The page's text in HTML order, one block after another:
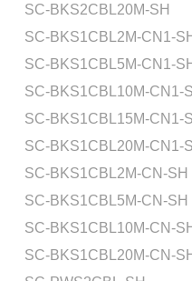
SC-BKS2CBL20M-SH
SC-BKS1CBL2M-CN1-
SC-BKS1CBL5M-CN1-
SC-BKS1CBL10M-CN1-
SC-BKS1CBL15M-CN1-
SC-BKS1CBL20M-CN1-
SC-BKS1CBL2M-CN-SH
SC-BKS1CBL5M-CN-SH
SC-BKS1CBL10M-CN-
SC-BKS1CBL20M-CN-